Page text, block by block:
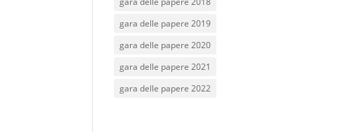
gara delle papere 2019
gara delle papere 2020
gara delle papere 2021
gara delle papere 2022